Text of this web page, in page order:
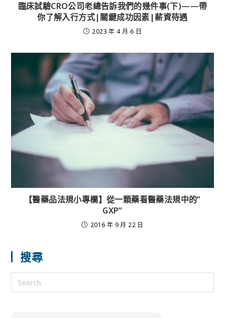
臨床試驗CRO公司老總告訴我們的幾件事(下)——帶
你了解入行方式|關鍵成功因素|薪資待遇
2023 年 4 月 6 日
【醫藥品法規小專欄】從一顆藥看醫藥法規中的”
GXP”
2016 年 9 月 22 日
搜尋